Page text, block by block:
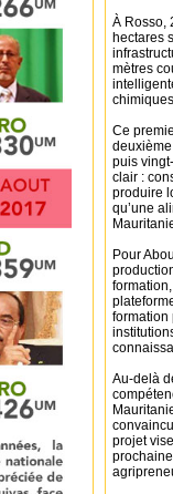
À Rosso,
hectares
mètres
Ce
puis
clair :
produire
qu’une
Pour
formation
Au-delà
projet